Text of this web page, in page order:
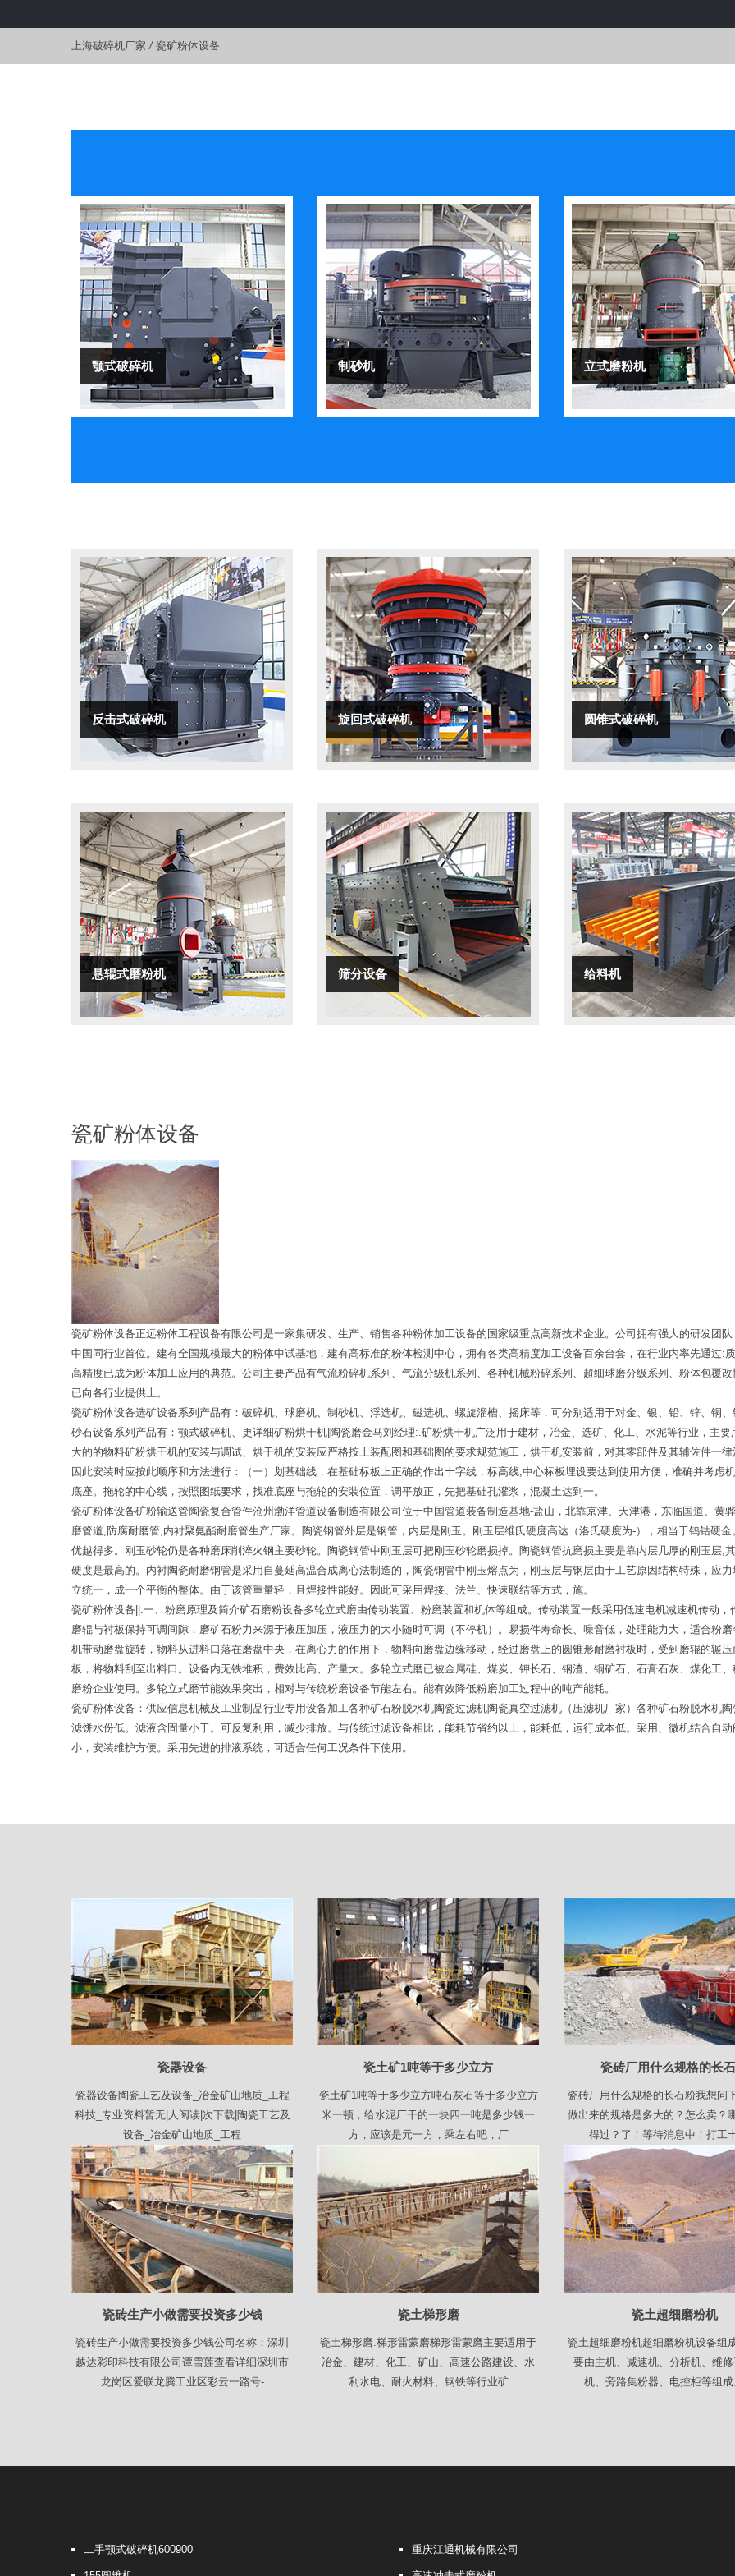
上海破碎机厂家 / 瓷矿粉体设备
颚式破碎机 制砂机 立式磨粉机
反击式破碎机 旋回式破碎机 圆锥式破碎机
悬辊式磨粉机 筛分设备 给料机
瓷矿粉体设备
瓷矿粉体设备正远粉体工程设备有限公司是一家集研发、生产、销售各种粉体加工设备的国家级重点高新技术企业。公司拥有强大的研发团
中国同行业首位。建有全国规模最大的粉体中试基地，建有高标准的粉体检测中心，拥有各类高精度加工设备百余台套，在行业内率先通过:
高精度已成为粉体加工应用的典范。公司主要产品有气流粉碎机系列、气流分级机系列、各种机械粉碎系列、超细球磨分级系列、粉体包覆
已向各行业提供上。
瓷矿粉体设备选矿设备系列产品有：破碎机、球磨机、制砂机、浮选机、磁选机、螺旋溜槽、摇床等，可分别适用于对金、银、铅、锌、铜
砂石设备系列产品有：颚式破碎机、更详细矿粉烘干机|陶瓷磨金马刘经理:.矿粉烘干机广泛用于建材，冶金、选矿、化工、水泥等行业，主
大的的物料矿粉烘干机的安装与调试、烘干机的安装应严格按上装配图和基础图的要求规范施工，烘干机安装前，对其零部件及其辅佐件一
因此安装时应按此顺序和方法进行：（一）划基础线，在基础标板上正确的作出十字线，标高线,中心标板埋设要达到使用方便，准确并考虑
底座。拖轮的中心线，按照图纸要求，找准底座与拖轮的安装位置，调平放正，先把基础孔灌浆，混凝土达到一。
瓷矿粉体设备矿粉输送管陶瓷复合管件沧州渤洋管道设备制造有限公司位于中国管道装备制造基地-盐山，北靠京津、天津港，东临国道、黄
磨管道,防腐耐磨管,内衬聚氨酯耐磨管生产厂家。陶瓷钢管外层是钢管，内层是刚玉。刚玉层维氏硬度高达（洛氏硬度为-），相当于钨钴硬
优越得多。刚玉砂轮仍是各种磨床削淬火钢主要砂轮。陶瓷钢管中刚玉层可把刚玉砂轮磨损掉。陶瓷钢管抗磨损主要是靠内层几厚的刚玉层,
硬度是最高的。内衬陶瓷耐磨钢管是采用自蔓延高温合成离心法制造的，陶瓷钢管中刚玉熔点为，刚玉层与钢层由于工艺原因结构特殊，应
立统一，成一个平衡的整体。由于该管重量轻，且焊接性能好。因此可采用焊接、法兰、快速联结等方式，施。
瓷矿粉体设备||.一、粉磨原理及简介矿石磨粉设备多轮立式磨由传动装置、粉磨装置和机体等组成。传动装置一般采用低速电机减速机传动
磨辊与衬板保持可调间隙，磨矿石粉力来源于液压加压，液压力的大小随时可调（不停机）。易损件寿命长、噪音低，处理能力大，适合粉
机带动磨盘旋转，物料从进料口落在磨盘中央，在离心力的作用下，物料向磨盘边缘移动，经过磨盘上的圆锥形耐磨衬板时，受到磨辊的辗
板，将物料刮至出料口。设备内无铁堆积，费效比高、产量大。多轮立式磨已被金属硅、煤炭、钾长石、钢渣、铜矿石、石膏石灰、煤化工
磨粉企业使用。多轮立式磨节能效果突出，相对与传统粉磨设备节能左右。能有效降低粉磨加工过程中的吨产能耗。
瓷矿粉体设备：供应信息机械及工业制品行业专用设备加工各种矿石粉脱水机陶瓷过滤机陶瓷真空过滤机（压滤机厂家）各种矿石粉脱水机
滤饼水份低。滤液含固量小于。可反复利用，减少排放。与传统过滤设备相比，能耗节省约以上，能耗低，运行成本低。采用、微机结合自
小，安装维护方便。采用先进的排液系统，可适合任何工况条件下使用。
瓷器设备
瓷器设备陶瓷工艺及设备_冶金矿山地质_工程
科技_专业资料暂无|人阅读|次下载|陶瓷工艺及
设备_冶金矿山地质_工程
瓷土矿1吨等于多少立方
瓷土矿1吨等于多少立方吨石灰石等于多少立方
米一顿，给水泥厂干的一块四一吨是多少钱一
方，应该是元一方，乘左右吧，厂
瓷砖厂用什么规格的长
瓷砖厂用什么规格的长石粉我想问
做出来的规格是多大的？怎么卖？
得过？了！等待消息中！打工
瓷砖生产小做需要投资多少钱
瓷砖生产小做需要投资多少钱公司名称：深圳
越达彩印科技有限公司谭雪莲查看详细深圳市
龙岗区爱联龙腾工业区彩云一路号-
瓷土梯形磨
瓷土梯形磨.梯形雷蒙磨梯形雷蒙磨主要适用于
冶金、建材、化工、矿山、高速公路建设、水
利水电、耐火材料、钢铁等行业矿
瓷土超细磨粉机
瓷土超细磨粉机超细磨粉机设备组
要由主机、减速机、分析机、维
机、旁路集粉器、电控柜等组
二手颚式破碎机600900 重庆江通机械有限公司